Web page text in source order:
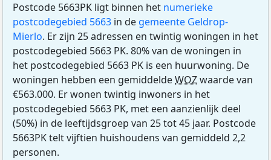
Postcode 5663PK ligt binnen het numerieke
postcodegebied 5663 in de gemeente Geldrop-
Mierlo. Er zijn 25 adressen en twintig woningen in het
postcodegebied 5663 PK. 80% van de woningen in
het postcodegebied 5663 PK is een huurwoning. De
woningen hebben een gemiddeldeWOZwaarde van
€563.000. Er wonen twintig inwoners in het
postcodegebied 5663 PK, met een aanzienlijk deel
(50%) in de leeftijdsgroep van 25 tot 45 jaar. Postcode
5663PK telt vijftien huishoudens van gemiddeld 2,2
personen.